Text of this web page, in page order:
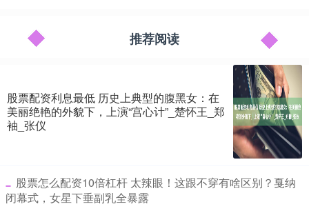
推荐阅读
股票配资利息最低 历史上典型的腹黑女：在
美丽绝艳的外貌下，上演“宫心计”_楚怀王_郑
袖_张仪
​股票怎么配资10倍杠杆 太辣眼！这跟不穿有啥区别？戛纳
闭幕式，女星下垂副乳全暴露